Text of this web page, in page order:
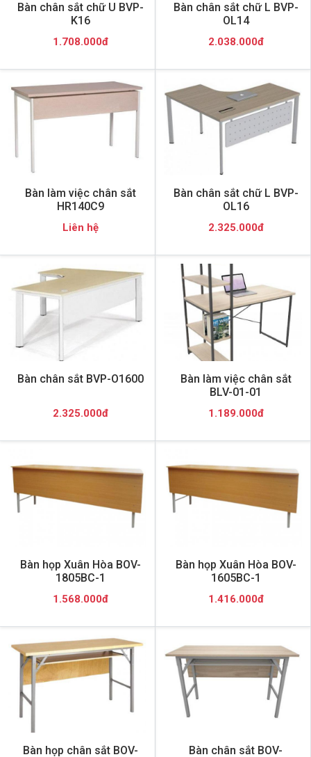
Bàn chân sắt chữ U BVP-
K16
1.708.000đ
Bàn chân sắt chữ L BVP-
OL14
2.038.000đ
Bàn làm việc chân sắt
HR140C9
Liên hệ
Bàn chân sắt chữ L BVP-
OL16
2.325.000đ
Bàn chân sắt BVP-O1600
2.325.000đ
Bàn làm việc chân sắt
BLV-01-01
1.189.000đ
Bàn họp Xuân Hòa BOV-
1805BC-1
1.568.000đ
Bàn họp Xuân Hòa BOV-
1605BC-1
1.416.000đ
Bàn họp chân sắt BOV-
Bàn chân sắt BOV-